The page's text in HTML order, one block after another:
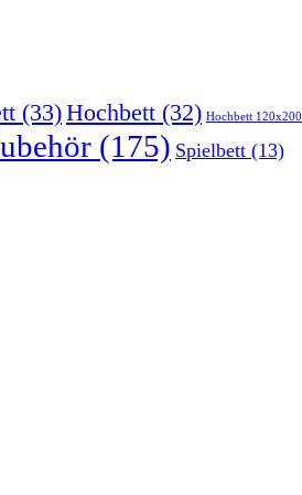
(33)Hochbett (32) Hochbett 120x200
(175) Spielbett (13)